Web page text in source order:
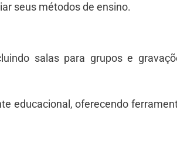
seus métodos de ensino.
salas para grupos e
educacional, oferecendo